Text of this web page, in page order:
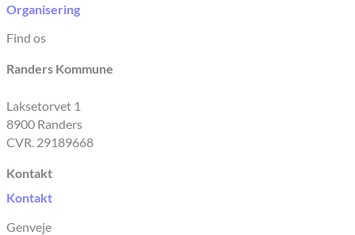
Organisering
Find os
Randers Kommune
Laksetorvet 1
8900 Randers
CVR. 29189668
Kontakt
Kontakt
Genveje